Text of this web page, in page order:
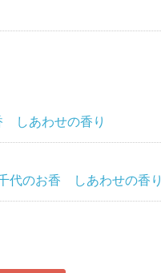
しあわせの香り
代のお香 しあわせの香り